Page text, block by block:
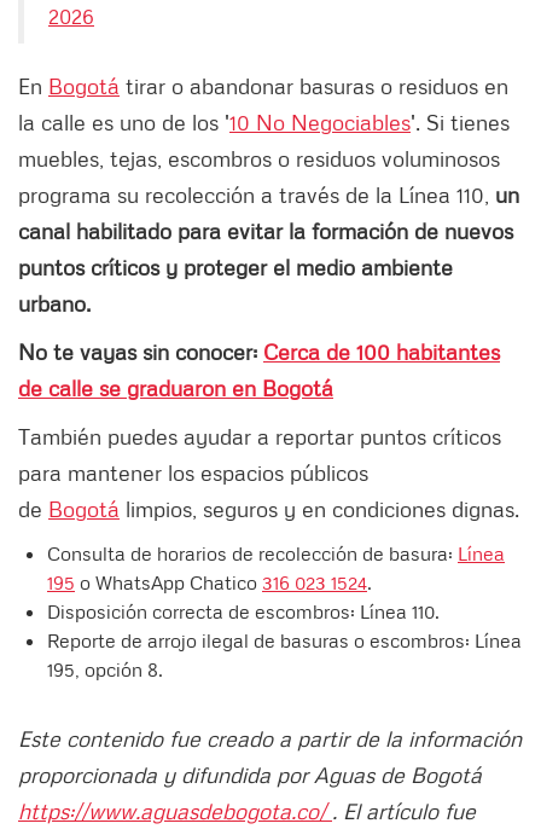
2026
En Bogotá tirar o abandonar basuras o residuos en
la calle es uno de los '10 No Negociables'. Si tienes
muebles, tejas, escombros o residuos voluminosos
programa su recolección a través de la Línea 110, un
canal habilitado para evitar la formación de nuevos
puntos críticos y proteger el medio ambiente
urbano.
No te vayas sin conocer: Cerca de 100 habitantes
de calle se graduaron en Bogotá
También puedes ayudar a reportar puntos críticos
para mantener los espacios públicos
de Bogotá limpios, seguros y en condiciones dignas.
Consulta de horarios de recolección de basura: Línea
195 o WhatsApp Chatico 316 023 1524.
Disposición correcta de escombros: Línea 110.
Reporte de arrojo ilegal de basuras o escombros: Línea
195, opción 8.
Este contenido fue creado a partir de la información
proporcionada y difundida por Aguas de Bogotá
https://www.aguasdebogota.co/. El artículo fue